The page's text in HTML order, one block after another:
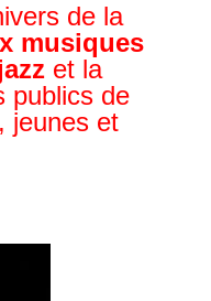
de la
musiques
et la
publics de
jeunes et